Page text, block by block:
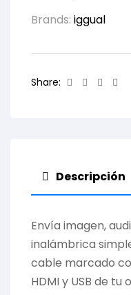
Brands: iggual
Share: Facebook
Twitter
Descripción
Envía imagen,
inalámbrica
cable marcado
HDMI y USB de